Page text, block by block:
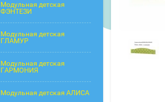
Модульная детская
ФЭНТЕЗИ
Модульная детская
ГЛАМУР
Модульная детская
ГАРМОНИЯ
Модульная детская АЛИСА